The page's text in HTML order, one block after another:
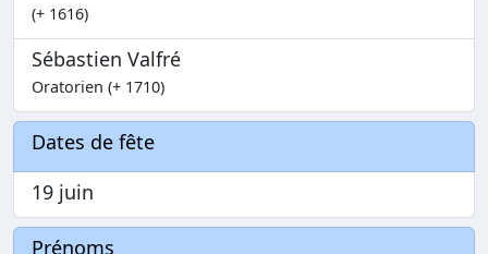
(+ 1616)
Sébastien Valfré
Oratorien (+ 1710)
Dates de fête
19 juin
Prénoms